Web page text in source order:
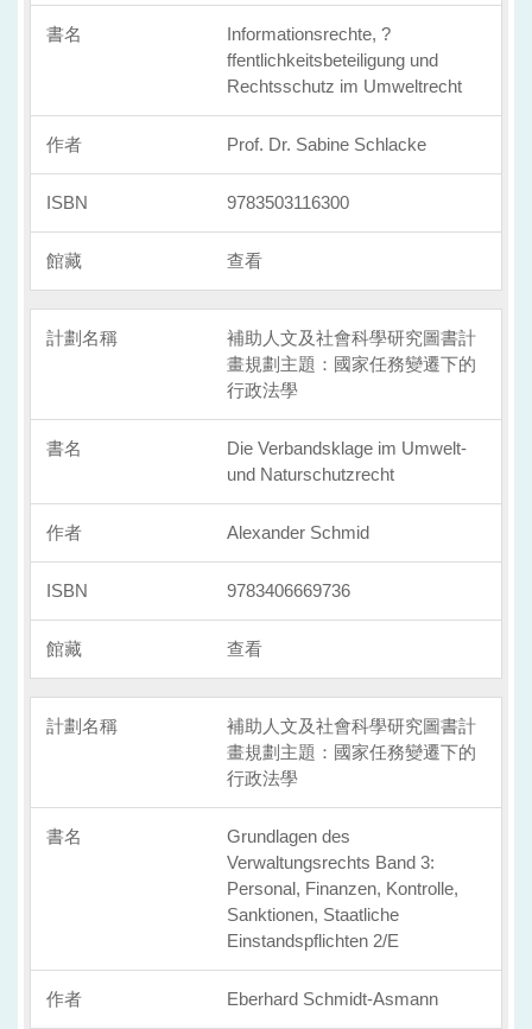
Informationsrechte, ?
ffentlichkeitsbeteiligung und
Rechtsschutz im Umweltrecht
Prof. Dr. Sabine Schlacke
9783503116300
查看
補助人文及社會科學研究圖書計
畫規劃主題：國家任務變遷下的
行政法學
Die Verbandsklage im Umwelt-
und Naturschutzrecht
Alexander Schmid
9783406669736
查看
補助人文及社會科學研究圖書計
畫規劃主題：國家任務變遷下的
行政法學
Grundlagen des
Verwaltungsrechts Band 3:
Personal, Finanzen, Kontrolle,
Sanktionen, Staatliche
Einstandspflichten 2/E
Eberhard Schmidt-Asmann